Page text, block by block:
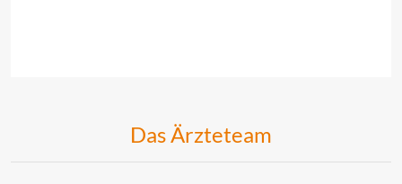
Das Ärzteteam